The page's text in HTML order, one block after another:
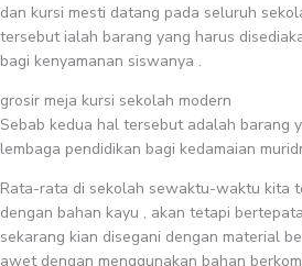
dan kursi mesti datang pada seluruh
tersebut ialah barang yang harus
bagi kenyamanan siswanya .
grosir meja kursi sekolah modern
Sebab kedua hal tersebut adalah barang
lembaga pendidikan bagi kedamaian
Rata-rata di sekolah sewaktu-waktu kita
dengan bahan kayu , akan tetapi
sekarang kian disegani dengan material
awet dengan menggunakan bahan